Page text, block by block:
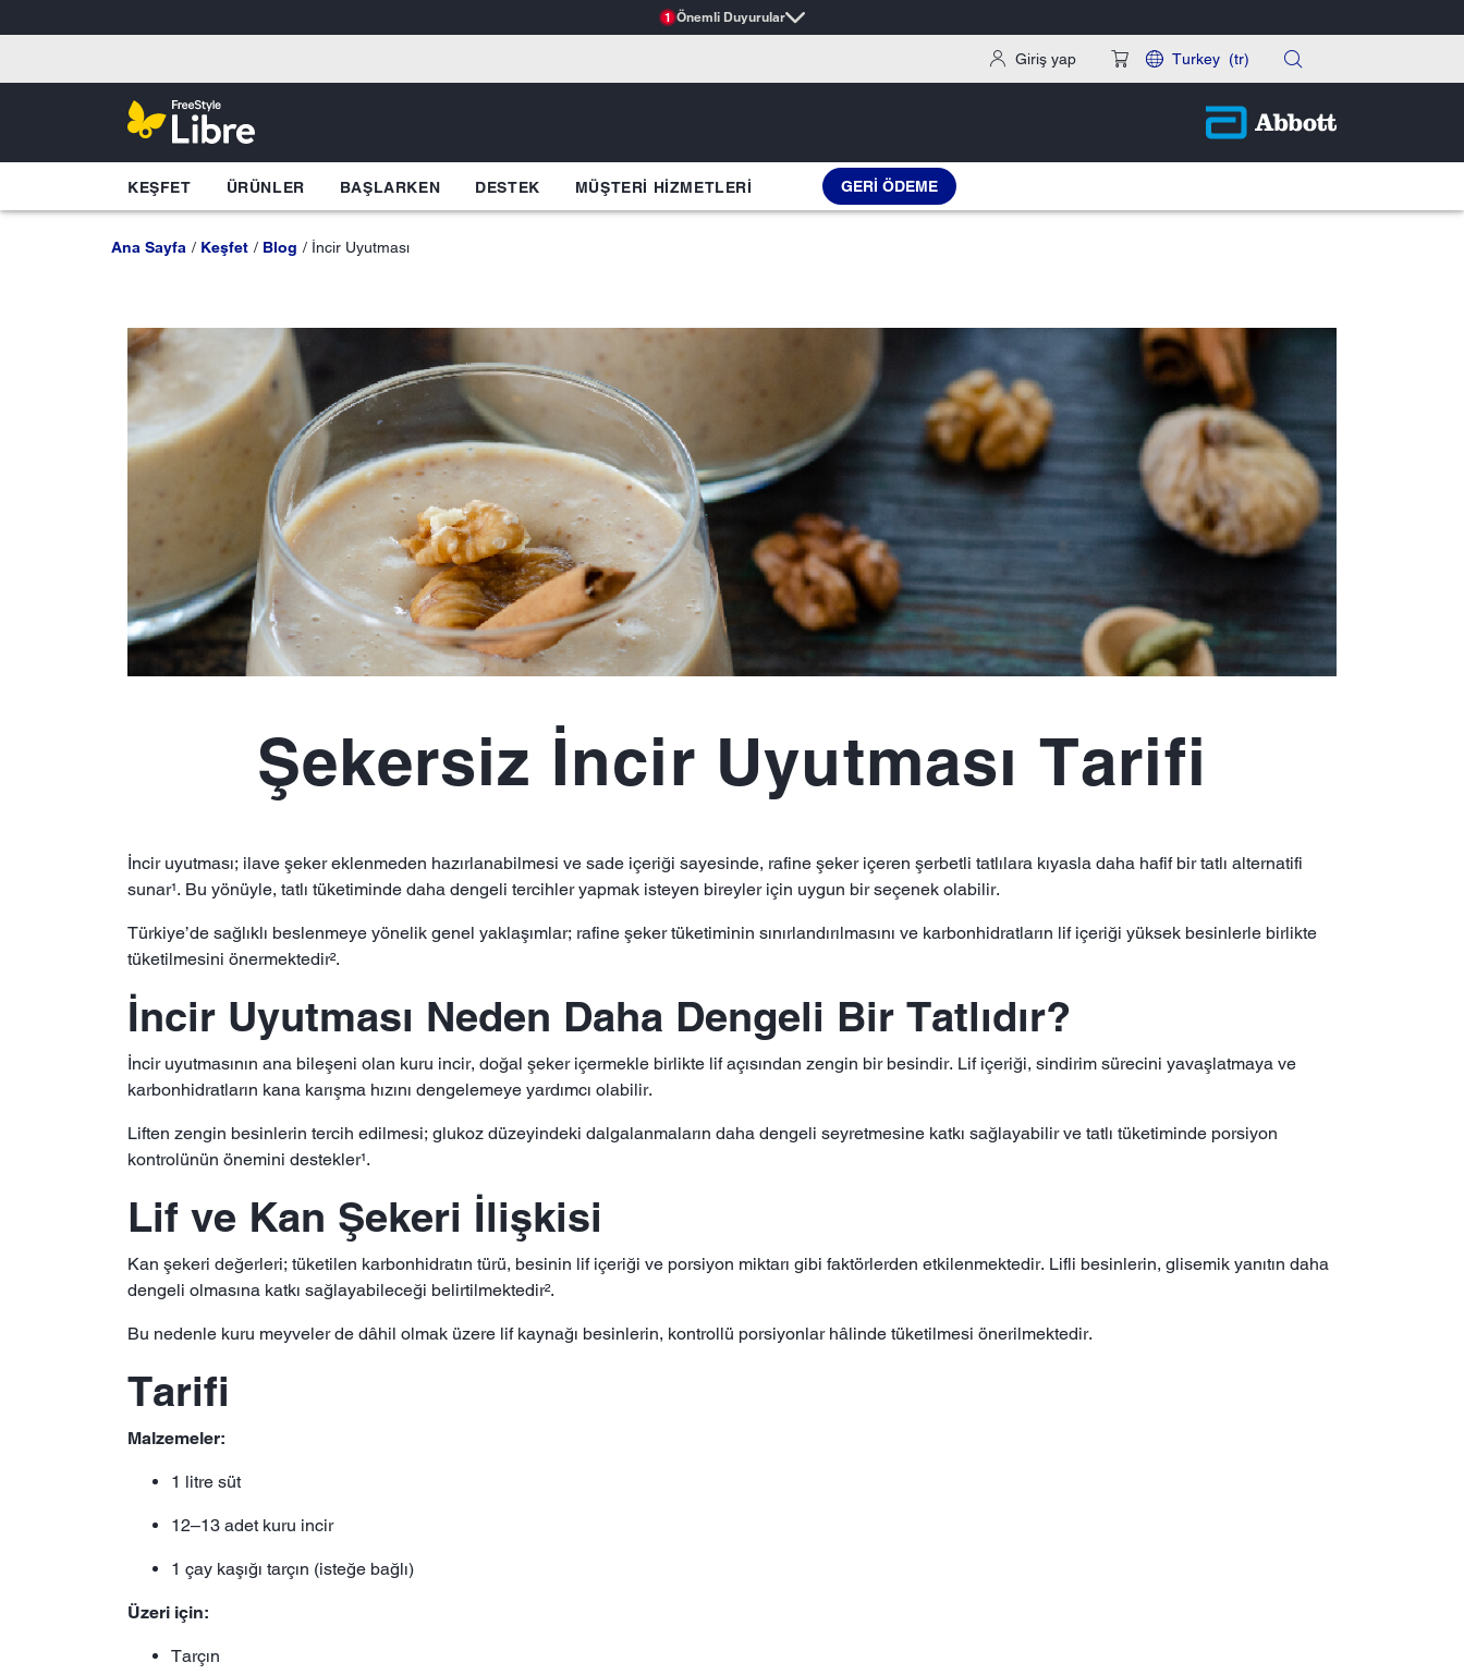
1 Önemli Duyurular
Giriş yap Turkey (tr)
KEŞFET ÜRÜNLER BAŞLARKEN DESTEK MÜŞTERI HIZMETLERI GERI ÖDEME
Ana Sayfa Keşfet Blog İncir Uyutması
Şekersiz İncir Uyutması Tarifi
İncir uyutması; ilave şeker eklenmeden hazırlanabilmesi ve sade içeriği sayesinde, rafine şeker içeren şerbetli tatlılara kıyasla daha hafif bir tatlı alternatifi
sunar¹. Bu yönüyle, tatlı tüketiminde daha dengeli tercihler yapmak isteyen bireyler için uygun bir seçenek olabilir.
Türkiye’de sağlıklı beslenmeye yönelik genel yaklaşımlar; rafine şeker tüketiminin sınırlandırılmasını ve karbonhidratların lif içeriği yüksek besinlerle birlikte
tüketilmesini önermektedir².
İncir Uyutması Neden Daha Dengeli Bir Tatlıdır?
İncir uyutmasının ana bileşeni olan kuru incir, doğal şeker içermekle birlikte lif açısından zengin bir besindir. Lif içeriği, sindirim sürecini yavaşlatmaya ve
karbonhidratların kana karışma hızını dengelemeye yardımcı olabilir.
Liften zengin besinlerin tercih edilmesi; glukoz düzeyindeki dalgalanmaların daha dengeli seyretmesine katkı sağlayabilir ve tatlı tüketiminde porsiyon
kontrolünün önemini destekler¹.
Lif ve Kan Şekeri İlişkisi
Kan şekeri değerleri; tüketilen karbonhidratın türü, besinin lif içeriği ve porsiyon miktarı gibi faktörlerden etkilenmektedir. Lifli besinlerin, glisemik yanıtın daha
dengeli olmasına katkı sağlayabileceği belirtilmektedir².
Bu nedenle kuru meyveler de dâhil olmak üzere lif kaynağı besinlerin, kontrollü porsiyonlar hâlinde tüketilmesi önerilmektedir.
Tarifi
Malzemeler:
1 litre süt
12–13 adet kuru incir
1 çay kaşığı tarçın (isteğe bağlı)
Üzeri için:
Tarçın